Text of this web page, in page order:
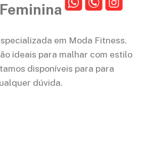
em Moda Fitness.
ideais para malhar com estilo
disponíveis para para
dúvida.